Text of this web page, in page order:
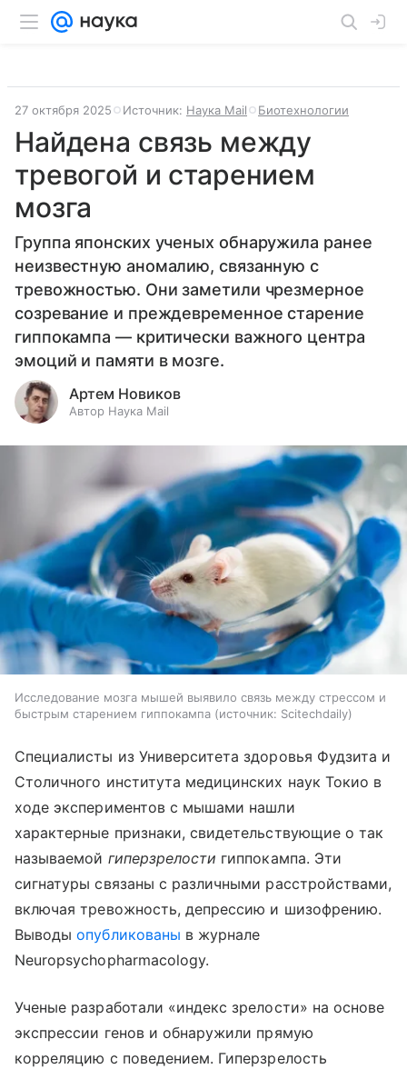
27 октября 2025 Источник: Наука Mail Биотехнологии
Найдена связь между
тревогой и старением
мозга
Группа японских ученых обнаружила ранее
неизвестную аномалию, связанную с
тревожностью. Они заметили чрезмерное
созревание и преждевременное старение
гиппокампа — критически важного центра
эмоций и памяти в мозге.
Артем Новиков
Автор Наука Mail
Исследование мозга мышей выявило связь между стрессом и
быстрым старением гиппокампа
источник: Scitechdaily
Специалисты из Университета здоровья Фудзита и
Столичного института медицинских наук Токио в
ходе экспериментов с мышами нашли
характерные признаки, свидетельствующие о так
называемой гиперзрелости гиппокампа. Эти
сигнатуры связаны с различными расстройствами,
включая тревожность, депрессию и шизофрению.
Выводыопубликованы в журнале
Neuropsychopharmacology.
Ученые разработали «индекс зрелости» на основе
экспрессии генов и обнаружили прямую
корреляцию с поведением. Гиперзрелость